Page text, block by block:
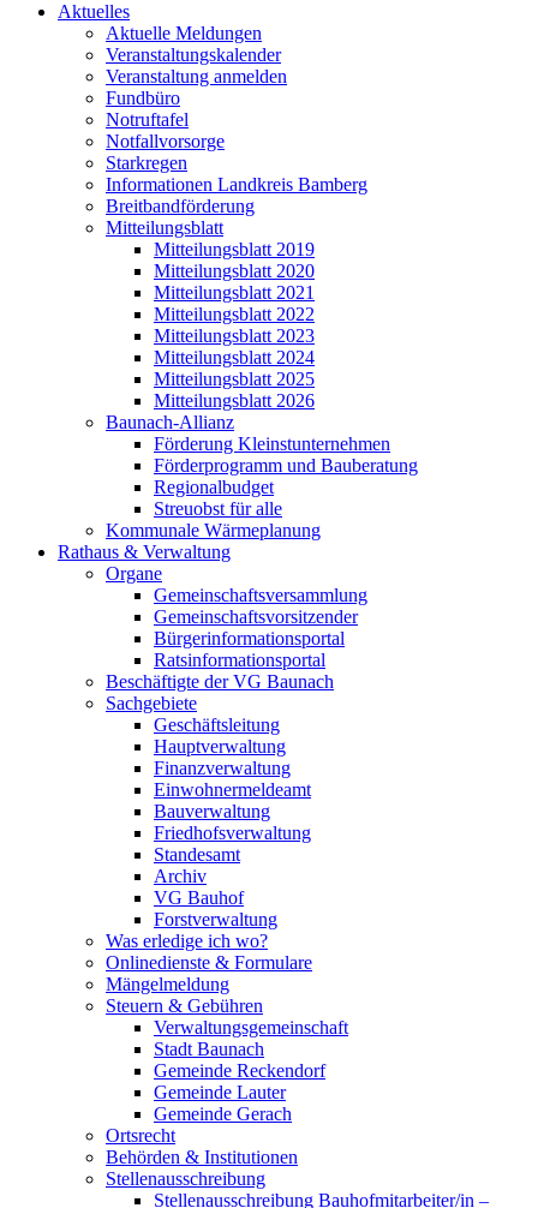
Aktuelles
Aktuelle Meldungen
Veranstaltungskalender
Veranstaltung anmelden
Fundbüro
Notruftafel
Notfallvorsorge
Starkregen
Informationen Landkreis Bamberg
Breitbandförderung
Mitteilungsblatt
Mitteilungsblatt 2019
Mitteilungsblatt 2020
Mitteilungsblatt 2021
Mitteilungsblatt 2022
Mitteilungsblatt 2023
Mitteilungsblatt 2024
Mitteilungsblatt 2025
Mitteilungsblatt 2026
Baunach-Allianz
Förderung Kleinstunternehmen
Förderprogramm und Bauberatung
Regionalbudget
Streuobst für alle
Kommunale Wärmeplanung
Rathaus & Verwaltung
Organe
Gemeinschaftsversammlung
Gemeinschaftsvorsitzender
Bürgerinformationsportal
Ratsinformationsportal
Beschäftigte der VG Baunach
Sachgebiete
Geschäftsleitung
Hauptverwaltung
Finanzverwaltung
Einwohnermeldeamt
Bauverwaltung
Friedhofsverwaltung
Standesamt
Archiv
VG Bauhof
Forstverwaltung
Was erledige ich wo?
Onlinedienste & Formulare
Mängelmeldung
Steuern & Gebühren
Verwaltungsgemeinschaft
Stadt Baunach
Gemeinde Reckendorf
Gemeinde Lauter
Gemeinde Gerach
Ortsrecht
Behörden & Institutionen
Stellenausschreibung
Stellenausschreibung Bauhofmitarbeiter/in –